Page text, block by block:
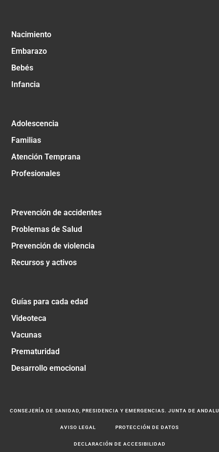
Nacimiento
Embarazo
Bebés
Infancia
Adolescencia
Familias
Atención Temprana
Profesionales
Prevención de accidentes
Problemas de Salud
Prevención de violencia
Recursos y activos
Guías para cada edad
Videoteca
Vacunas
Prematuridad
Desarrollo emocional
CONSEJERÍA DE SANIDAD, PRESIDENCIA Y EMERGENCIAS. JUNTA DE
AVISO LEGAL PROTECCIÓN DE DATOS
DECLARACIÓN DE ACCESIBILIDAD